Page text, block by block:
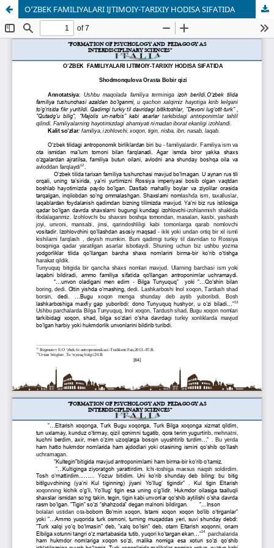
O‘ZBEK FAMILIYALARI IJTIMOIY-TARIXIY HODISA SIFATIDA